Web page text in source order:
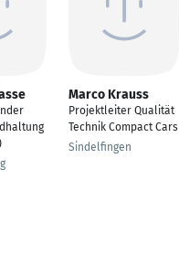
Marco Krauss
Projektleiter Qualität
Technik Compact Cars
Sindelfingen